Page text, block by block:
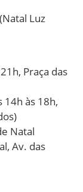
Luz
Praça das
14h às 18h,
Natal
Av. das